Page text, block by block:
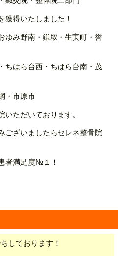
獲得いたしました！
ゆみ野南・鎌取・生実町・誉
ちはら台西・ちはら台南・茂
・市原市
いただいております。
ございましたらセレネ整骨院
者満足度№１！